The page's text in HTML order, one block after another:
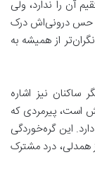
آن را ندارد، ولی
و حس درونی‌اش درک
از همیشه به
ساکنان نیز اشاره
است، پیرمردی که
این گره‌خوردگی
همدلی، درد مشترک